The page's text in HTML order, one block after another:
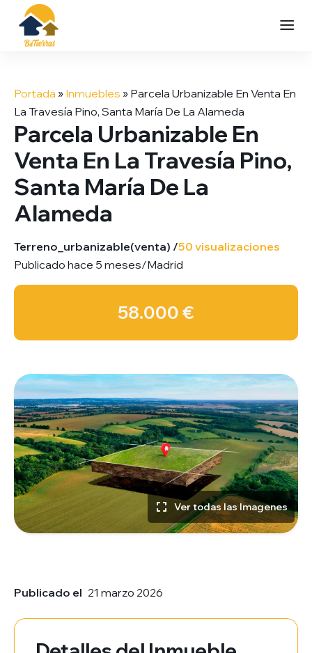
contenido
Portada » Inmuebles » Parcela Urbanizable En Venta En
La Travesía Pino, Santa María De La Alameda
Parcela Urbanizable En
Venta En La Travesía Pino,
Santa María De La
Alameda
Terreno_urbanizable(venta) /50 visualizaciones
Publicado hace 5 meses/Madrid
58.000 €
Ver todas las Imagenes
Publicado el 21 marzo 2026